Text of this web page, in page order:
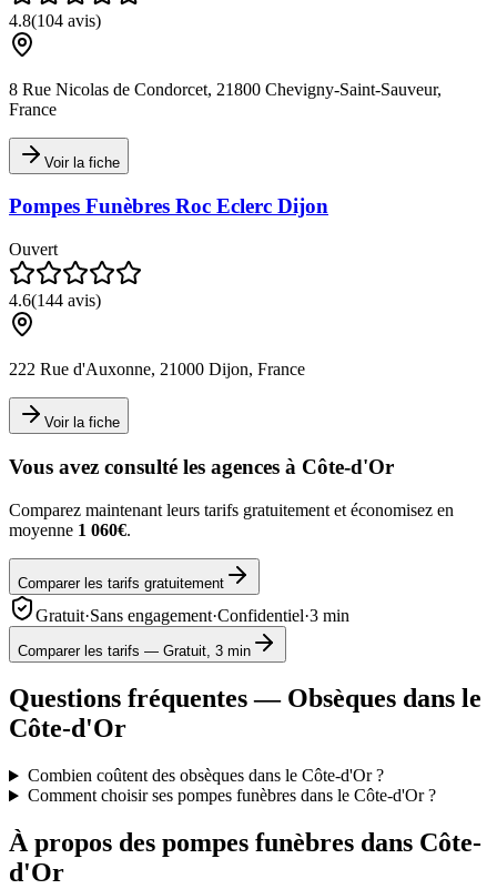
4.8(104 avis)
8 Rue Nicolas de Condorcet, 21800 Chevigny-Saint-Sauveur,
France
Voir la fiche
Pompes Funèbres Roc Eclerc Dijon
Ouvert
4.6(144 avis)
222 Rue d'Auxonne, 21000 Dijon, France
Voir la fiche
Vous avez consulté les agences à Côte-d'Or
Comparez maintenant leurs tarifs gratuitement et économisez en
moyenne 1 060€.
Comparer les tarifs gratuitement
Gratuit·Sans engagement·Confidentiel·3 min
Comparer les tarifs — Gratuit, 3 min
Questions fréquentes — Obsèques dans le
Côte-d'Or
Combien coûtent des obsèques dans le Côte-d'Or ?
Comment choisir ses pompes funèbres dans le Côte-d'Or ?
À propos des pompes funèbres dans Côte-
d'Or